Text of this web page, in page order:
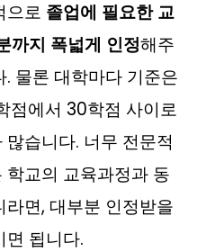
으로 졸업에 필요한 교
까지 폭넓게 인정해주
물론 대학마다 기준은
점에서 30학점 사이로
습니다. 너무 전문적
교의 교육과정과 동
면, 대부분 인정받을
면 됩니다.